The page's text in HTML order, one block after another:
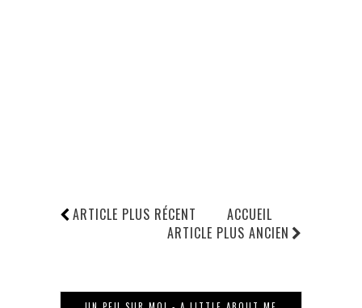
ARTICLE PLUS RÉCENT
ARTICLE PLUS ANCIEN
ACCUEIL